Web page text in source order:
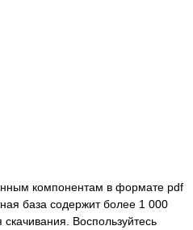
компонентам в формате pdf
база содержит более 1 000
Воспользуйтесь